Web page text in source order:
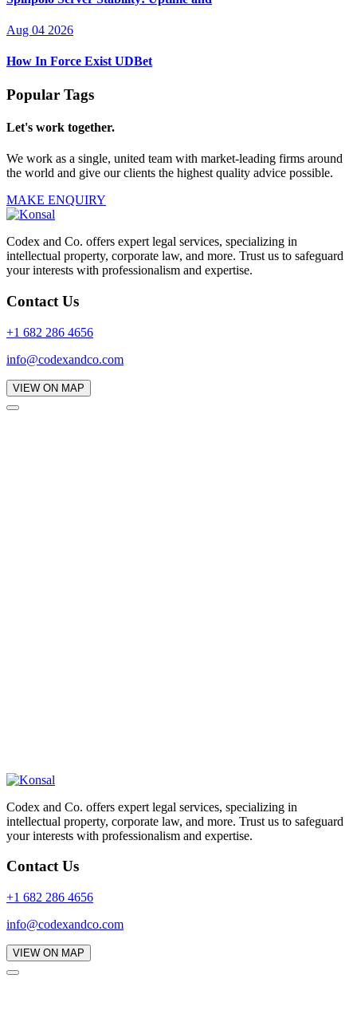
Aug 04 2026
How In Force Exist UDBet
Popular Tags
Let's work together.
We work as a single, united team with market-leading firms around
the world and give our clients the highest quality advice possible.
MAKE ENQUIRY
Codex and Co. offers expert legal services, specializing in
intellectual property, corporate law, and more. Trust us to safeguard
your interests with professionalism and expertise.
Contact Us
+1 682 286 4656
info@codexandco.com
VIEW ON MAP
Codex and Co. offers expert legal services, specializing in
intellectual property, corporate law, and more. Trust us to safeguard
your interests with professionalism and expertise.
Contact Us
+1 682 286 4656
info@codexandco.com
VIEW ON MAP